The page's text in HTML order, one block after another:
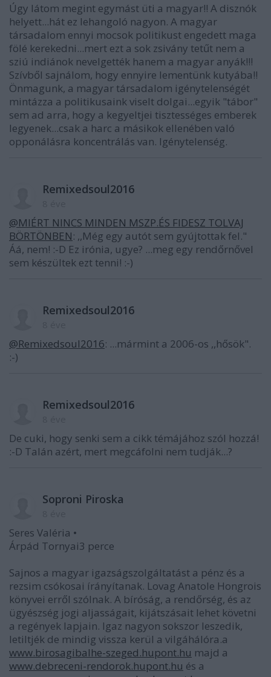
Úgy látom megint egymást üti a magyar!! A disznók
helyett...hát ez lehangoló nagyon. A magyar
társadalom ennyi mocsok politikust engedett maga
fölé kerekedni...mert ezt a sok zsivány tetűt nem a
sziú indiánok nevelgették hanem a magyar anyák!!!
Szívből sajnálom, hogy ennyire lementünk kutyába!!
Önmagunk, a magyar társadalom igénytelenségét
mintázza a politikusaink viselt dolgai...egyik "tábor"
sem ad arra, hogy a kegyeltjei tisztességes emberek
legyenek...csak a harc a másikok ellenében való
opponálásra koncentrálás van. Igénytelenség.
Remixedsoul2016
@MIÉRT NINCS MINDEN MSZP.ÉS FIDESZ TOLVAJ
BÖRTÖNBEN: ,,Még egy autót sem gyújtottak fel."
Áá, nem! :-D Ez irónia, ugye? ...meg egy rendőrnővel
sem készültek ezt tenni! :-)
Remixedsoul2016
@Remixedsoul2016: ...mármint a 2006-os ,,hősök".
:-)
Remixedsoul2016
De cuki, hogy senki sem a cikk témájához szól hozzá!
:-D Talán azért, mert megcáfolni nem tudják...?
Soproni Piroska
Seres Valéria •
Árpád Tornyai3 perce
Sajnos a magyar igazságszolgáltatást a pénz és a
rezsim csókosai írányítanak. Lovag Anatole Hongrois
könyvei erről szólnak. A bíróság, a rendőrség, és az
ügyészség jogi aljasságait, kijátszásait lehet követni
a regények lapjain. Igaz nagyon sokszor leszedik,
letiltjék de mindig vissza kerül a vilgáhálóra.a
www.birosagibalhe-szeged.hupont.hu majd a
www.debreceni-rendorok.hupont.hu és a